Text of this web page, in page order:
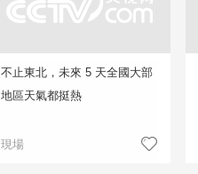
不止東北，未來 5 天全國大部
地區天氣都挺熱
現場